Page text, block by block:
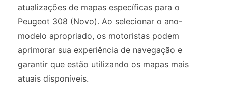
atualizações de mapas específicas para o
Peugeot 308 (Novo). Ao selecionar o ano-
modelo apropriado, os motoristas podem
aprimorar sua experiência de navegação e
garantir que estão utilizando os mapas mais
atuais disponíveis.